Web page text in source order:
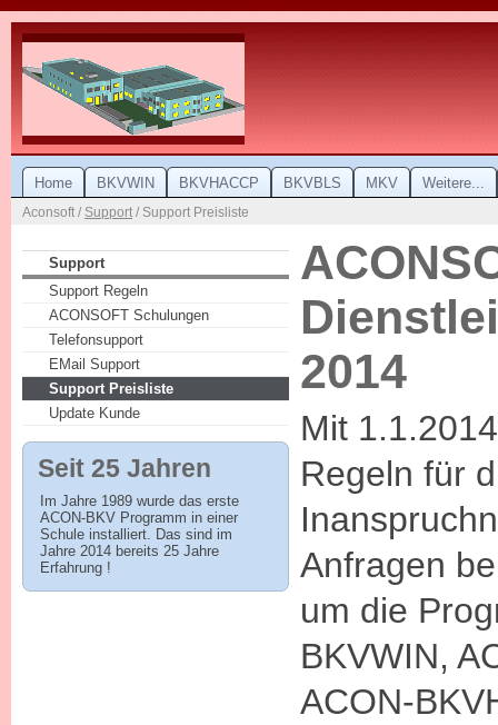
Home BKVWIN BKVHACCP BKVBLS MKV Weitere...
Aconsoft / Support / Support Preisliste
Support
Support Regeln
ACONSOFT Schulungen
Telefonsupport
EMail Support
Support Preisliste
Update Kunde
Seit 25 Jahren
Im Jahre 1989 wurde das erste
ACON-BKV Programm in einer
Schule installiert. Das sind im
Jahre 2014 bereits 25 Jahre
Erfahrung !
2014
Mit
Regeln für
Anfragen
um die
BKVWIN,
ACON-